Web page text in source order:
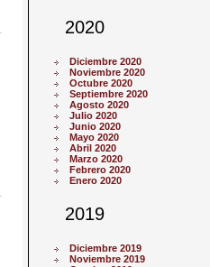
2020
Diciembre 2020
Noviembre 2020
Octubre 2020
Septiembre 2020
Agosto 2020
Julio 2020
Junio 2020
Mayo 2020
Abril 2020
Marzo 2020
Febrero 2020
Enero 2020
2019
Diciembre 2019
Noviembre 2019